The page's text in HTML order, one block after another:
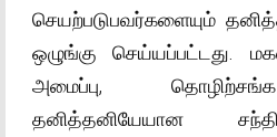
செயற்படுபவர்களையும்
ஒழுங்கு செய்யப்பட்டது.
அமைப்பு,
தனித்தனியேயான